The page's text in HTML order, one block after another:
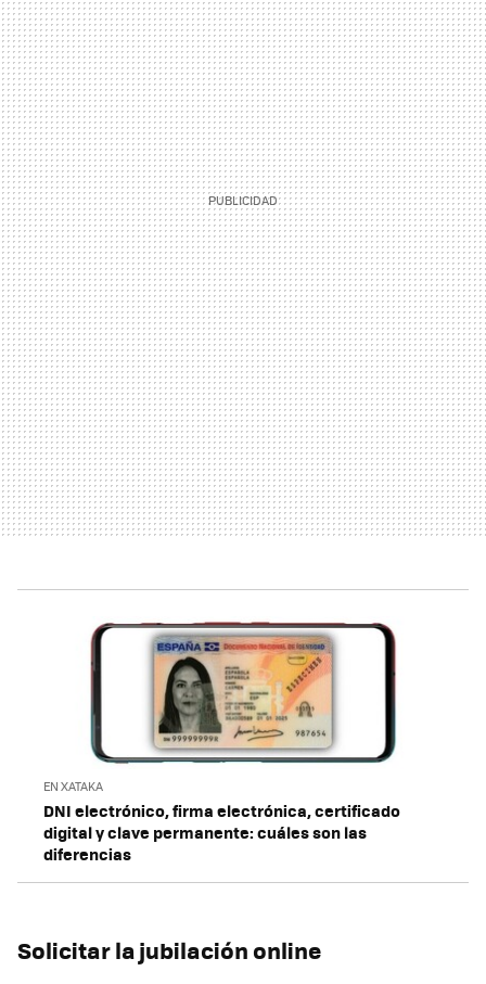
EN XATAKA
DNI electrónico, firma electrónica, certificado
digital y clave permanente: cuáles son las
diferencias
Solicitar la jubilación online